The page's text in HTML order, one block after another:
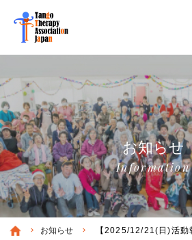
お知らせ
Information
お知らせ
【2025/12/21(日)活動